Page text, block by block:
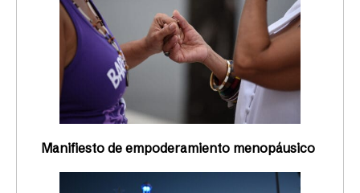
Manifiesto de empoderamiento menopáusico